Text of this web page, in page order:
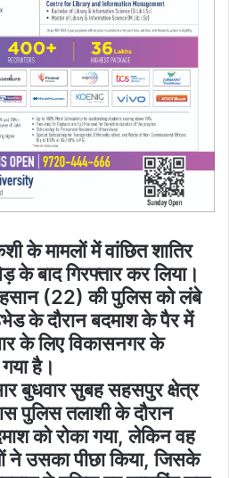
के मामलों में वांछित शातिर
के बाद गिरफ्तार कर लिया।
(22) की पुलिस को लंबे
के दौरान बदमाश के पैर में
के लिए विकासनगर के
है।
बुधवार सुबह सहसपुर क्षेत्र
पुलिस तलाशी के दौरान
को रोका गया, लेकिन वह
ने उसका पीछा किया, जिसके